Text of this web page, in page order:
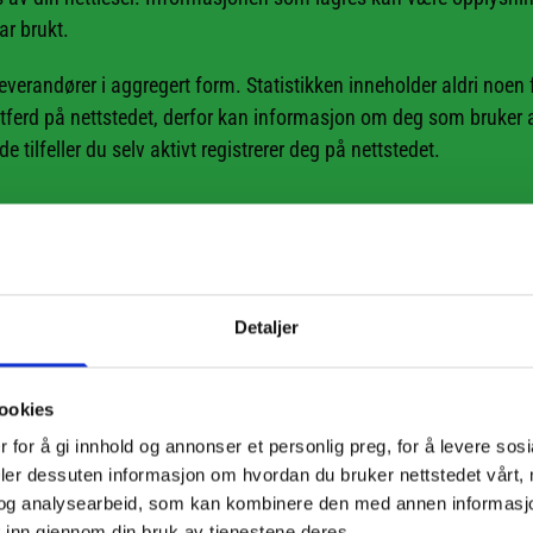
Detaljer
for å gi innhold og annonser et personlig preg, for å levere
dessuten informasjon om hvordan du bruker nettstedet vårt,
analysearbeid, som kan kombinere den med annen
brukt.
i aggregert form. Statistikken inneholder aldri
på nettstedet, derfor kan informasjon om deg som
tilfeller du selv aktivt registrerer deg på nettstedet.
det anvendes.
brukere for å kunne tilpasse tjenestene.
fra andre firma for å gjøre markedsundersøkelser og